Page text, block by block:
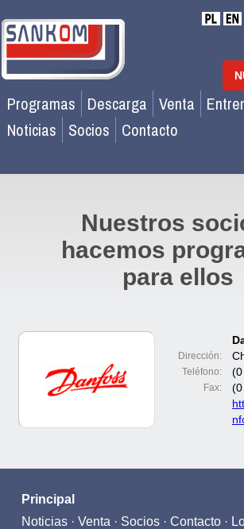
Programas Descarga Venta
Noticias
Socios Contacto
Nuestros
hacemos
para ellos
Dirección:
Teléfono:
Fax:
(0
Principal
Noticias
Venta Socios Contacto